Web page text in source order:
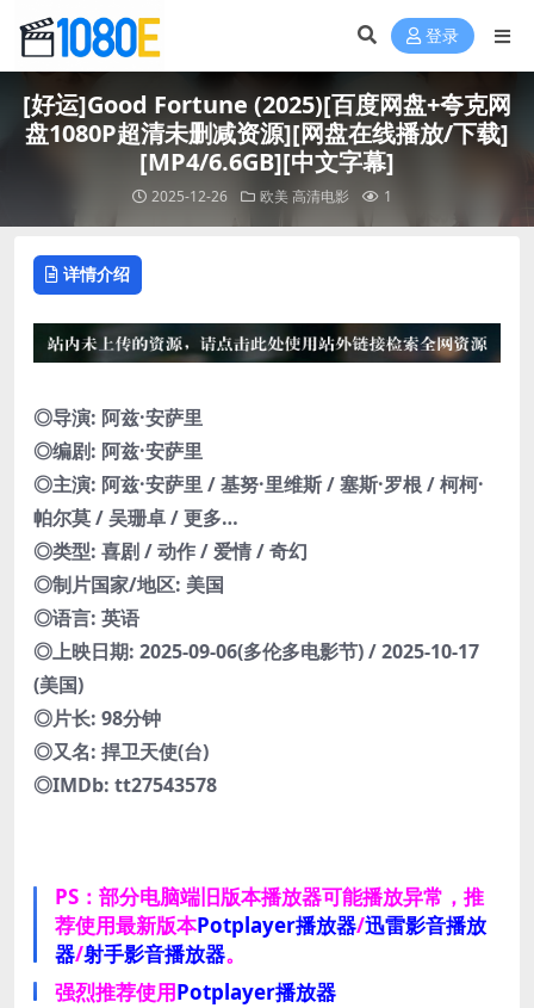
登录
[好运]Good Fortune (2025)[百度网盘+夸克网
盘1080P超清未删减资源][网盘在线播放/下载]
[MP4/6.6GB][中文字幕]
2025-12-26 欧美高清电影 1
详情介绍
◎导演: 阿兹·安萨里
◎编剧: 阿兹·安萨里
◎主演: 阿兹·安萨里 / 基努·里维斯 / 塞斯·罗根 / 柯柯·
帕尔莫 / 吴珊卓 / 更多…
◎类型: 喜剧 / 动作 / 爱情 / 奇幻
◎制片国家/地区: 美国
◎语言: 英语
◎上映日期: 2025-09-06(多伦多电影节) / 2025-10-17
(美国)
◎片长: 98分钟
◎又名: 捍卫天使(台)
◎IMDb: tt27543578
PS：部分电脑端旧版本播放器可能播放异常，推
荐使用最新版本Potplayer播放器/迅雷影音播放
器/射手影音播放器。
强烈推荐使用Potplayer播放器